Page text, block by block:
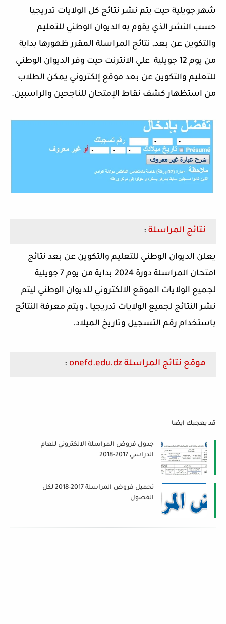
شهر جويلية حيت يتم نشر نتائج كل الولايات تدريجيا
حسب النشر الذي يقوم به الديوان الوطني للتعليم
والتكوين عن بعد, نتائج المراسلة المقرر ظهورها بداية
من يوم 12 جويلية علي الانترنت حيت وفر الديوان الوطني
للتعليم والتكوين عن بعد موقع إلكتروني يمكن الطلاب
من استظهار كشف نقاط الإمتحان للناجحين والراسبين.
نتائج المراسلة :
يعلن الديوان الوطني للتعليم والتكوين عن بعد نتائج
امتحان المراسلة دورة 2024 بداية من يوم 7 جويلية
لجميع الولايات الموقع الالكتروني للديوان الوطني ليتم
نشر النتائج لجميع الولايات تدريجيا ، ويتم معرفة النتائج
باستخدام رقم التسجيل وتاريخ الميلاد.
موقع نتائج المراسلة onefd.edu.dz :
قد يعجبك ايضا
جدول فروض المراسلة الالكتروني للعام
الدراسي 2017-2018
تحميل فروض المراسلة 2017-2018 لكل
الفصول